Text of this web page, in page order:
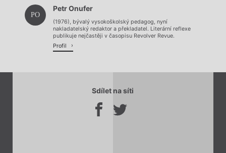
PO
Petr Onufer
(1976), bývalý vysokoškolský pedagog, nyní
nakladatelský redaktor a překladatel. Literární reflexe
publikuje nejčastěji v časopisu Revolver Revue.
Profil
Sdílet na síti